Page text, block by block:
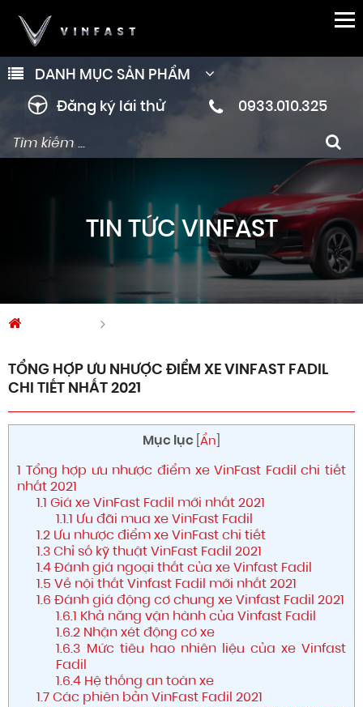
DANH MỤC SẢN PHẨM
Đăng ký lái thử 0933.010.325
TIN TỨC VINFAST
TỔNG HỢP ƯU NHƯỢC ĐIỂM XE VINFAST FADIL
CHI TIẾT NHẤT 2021
Mục lục Ẩn
Tổng hợp ưu nhược điểm xe VinFast Fadil chi tiết
nhất 2021
1.1 Giá xe VinFast Fadil mới nhất 2021
1.1.1
Ưu đãi mua xe VinFast Fadil
1.2 Ưu nhược điểm xe VinFast chi tiết
1.3 Chỉ số kỹ thuật VinFast Fadil 2021
1.4 Đánh giá ngoại thất của xe Vinfast Fadil
1.5 Về nội thất Vinfast Fadil mới nhất 2021
1.6 Đánh giá động cơ chung xe Vinfast Fadil 2021
1.6.1
Khả năng vận hành của Vinfast Fadil
1.6.2 Nhận xét động cơ xe
1.6.3 Mức tiêu hao nhiên liệu của xe Vinfast
Fadil
1.6.4 Hệ thống an toàn xe
1.7 Các phiên bản VinFast Fadil 2021